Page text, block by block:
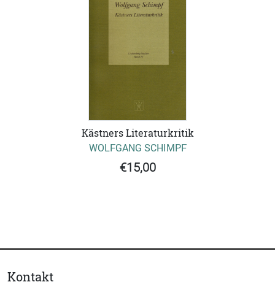
Kästners Literaturkritik
WOLFGANG SCHIMPF
€15,00
Kontakt